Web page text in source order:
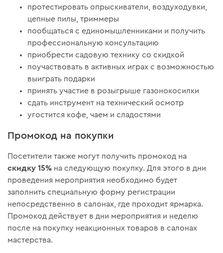
протестировать опрыскиватели, воздуходувки,
цепные пилы, триммеры
пообщаться с единомышленниками и получить
профессиональную консультацию
приобрести садовую технику со скидкой
поучаствовать в активных играх с возможностью
выиграть подарки
принять участие в розыгрыше газонокосилки
сдать инструмент на технический осмотр
угостится кофе, чаем и сладостями
Промокод на покупки
Посетители также могут получить промокод на
скидку 15% на следующую покупку. Для этого в дни
проведения мероприятия необходимо будет
заполнить специальную форму регистрации
непосредственно в салонах, где проходит ярмарка.
Промокод действует в дни мероприятия и неделю
после на покупку неакционных товаров в салонах
мастерства.